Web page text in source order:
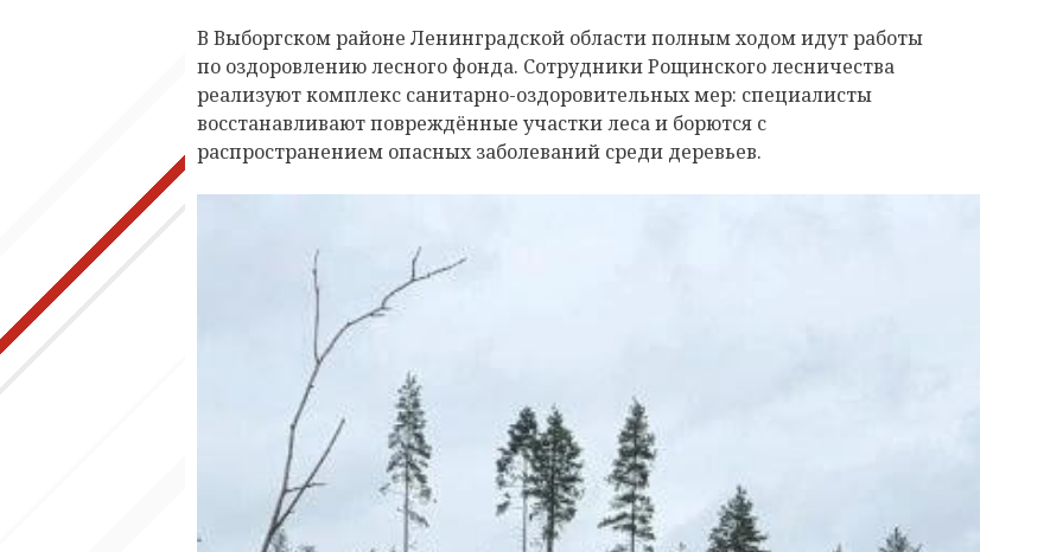
В Выборгском районе Ленинградской области полным ходом идут работы
по оздоровлению лесного фонда. Сотрудники Рощинского лесничества
реализуют комплекс санитарно-оздоровительных мер: специалисты
восстанавливают повреждённые участки леса и борются с
распространением опасных заболеваний среди деревьев.